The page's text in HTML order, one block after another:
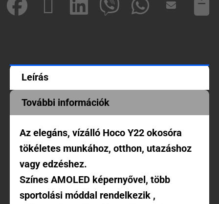
AMOLED
Leírás
További információk
Az elegáns, vízálló Hoco Y22 okosóra
tökéletes munkához, otthon, utazáshoz
vagy edzéshez.
Színes AMOLED képernyővel, több
sportolási móddal rendelkezik ,